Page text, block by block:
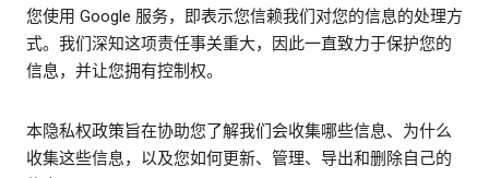
您使用 Google 服务，即表示您信赖我们对您的信息的处理方
式。我们深知这项责任事关重大，因此一直致力于保护您的
信息，并让您拥有控制权。
本隐私权政策旨在协助您了解我们会收集哪些信息、为什么
收集这些信息，以及您如何更新、管理、导出和删除自己的